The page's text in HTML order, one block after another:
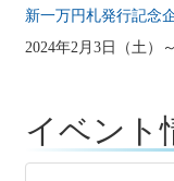
新一万円札発行記念
2024年2月3日（土）
イベント